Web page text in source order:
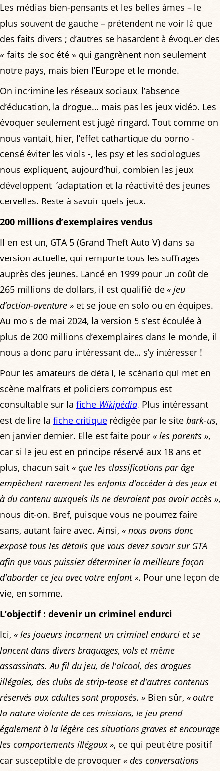
Les médias bien-pensants et les belles âmes – le
plus souvent de gauche – prétendent ne voir là que
des faits divers ; d’autres se hasardent à évoquer des
« faits de société » qui gangrènent non seulement
notre pays, mais bien l’Europe et le monde.
On incrimine les réseaux sociaux, l’absence
d’éducation, la drogue… mais pas les jeux vidéo. Les
évoquer seulement est jugé ringard. Tout comme on
nous vantait, hier, l’effet cathartique du porno -
censé éviter les viols -, les psy et les sociologues
nous expliquent, aujourd’hui, combien les jeux
développent l’adaptation et la réactivité des jeunes
cervelles. Reste à savoir quels jeux.
200 millions d’exemplaires vendus
Il en est un, GTA 5 (Grand Theft Auto V) dans sa
version actuelle, qui remporte tous les suffrages
auprès des jeunes. Lancé en 1999 pour un coût de
265 millions de dollars, il est qualifié de « jeu
d’action-aventure » et se joue en solo ou en équipes.
Au mois de mai 2024, la version 5 s’est écoulée à
plus de 200 millions d’exemplaires dans le monde, il
nous a donc paru intéressant de… s’y intéresser !
Pour les amateurs de détail, le scénario qui met en
scène malfrats et policiers corrompus est
consultable sur la fiche Wikipédia. Plus intéressant
est de lire la fiche critique rédigée par le site bark-us,
en janvier dernier. Elle est faite pour « les parents »,
car si le jeu est en principe réservé aux 18 ans et
plus, chacun sait « que les classifications par âge
empêchent rarement les enfants d'accéder à des jeux et
à du contenu auxquels ils ne devraient pas avoir accès »,
nous dit-on. Bref, puisque vous ne pourrez faire
sans, autant faire avec. Ainsi, « nous avons donc
exposé tous les détails que vous devez savoir sur GTA
afin que vous puissiez déterminer la meilleure façon
d'aborder ce jeu avec votre enfant ». Pour une leçon de
vie, en somme.
L’objectif : devenir un criminel endurci
Ici, « les joueurs incarnent un criminel endurci et se
lancent dans divers braquages, vols et même
assassinats. Au fil du jeu, de l'alcool, des drogues
illégales, des clubs de strip-tease et d'autres contenus
réservés aux adultes sont proposés. » Bien sûr, « outre
la nature violente de ces missions, le jeu prend
également à la légère ces situations graves et encourage
les comportements illégaux », ce qui peut être positif
car susceptible de provoquer « des conversations